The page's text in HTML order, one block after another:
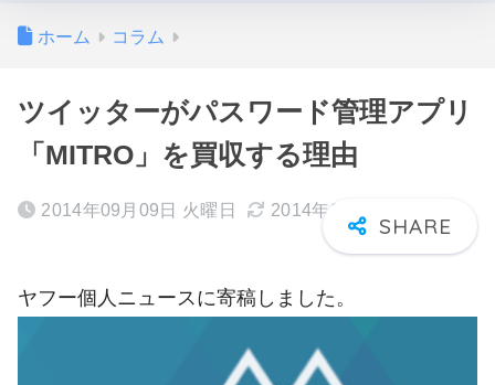
ホーム コラム
ツイッターがパスワード管理アプリ
「MITRO」を買収する理由
2014年09月09日 火曜日 2014年10月15日 水曜日
ヤフー個人ニュースに寄稿しました。